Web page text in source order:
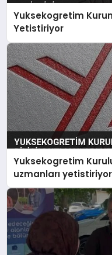
Yuksekogretim
Yetistiriyor
Yuksekogretim
uzmanları yetistiriyor